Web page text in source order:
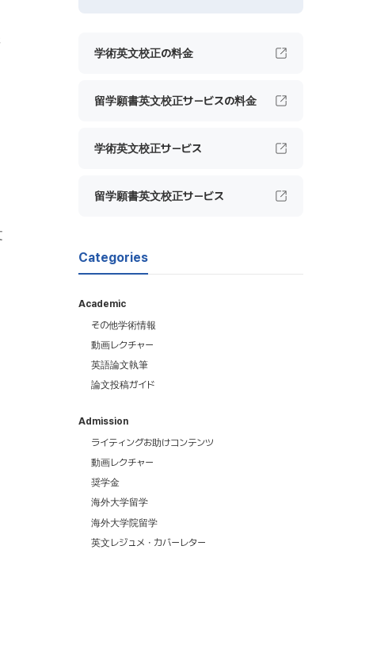
学術英文校正の料金
留学願書英文校正サービスの料金
学術英文校正サービス
留学願書英文校正サービス
Categories
Academic
その他学術情報
動画レクチャー
英語論文執筆
論文投稿ガイド
Admission
ライティングお助けコンテンツ
動画レクチャー
奨学金
海外大学留学
海外大学院留学
英文レジュメ・カバーレター